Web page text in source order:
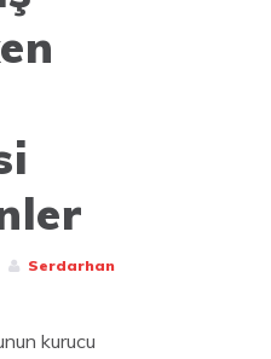
Serdarhan
kurucu